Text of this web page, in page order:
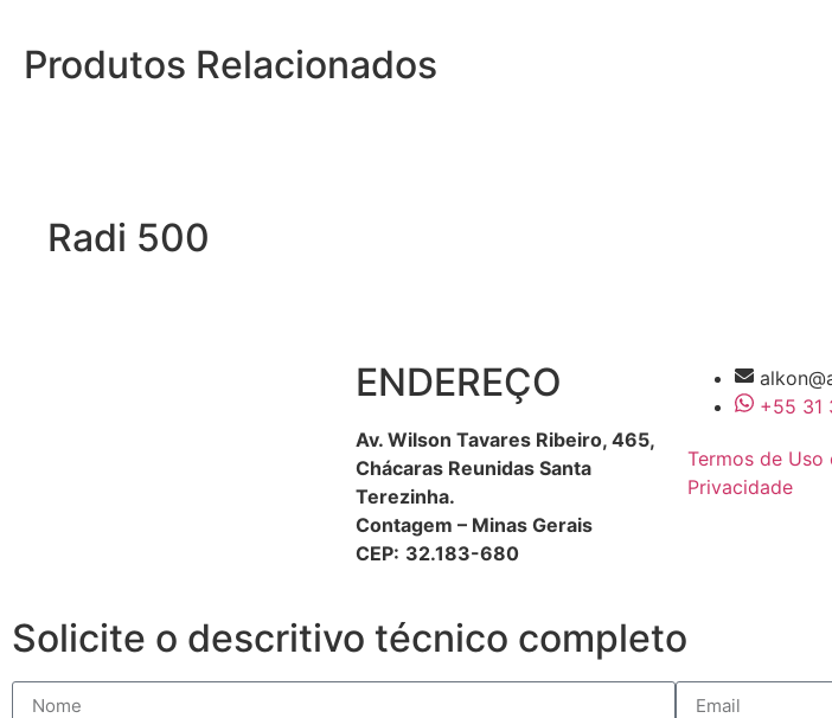
Produtos Relacionados
Radi 500
ENDEREÇO
Av. Wilson Tavares Ribeiro, 465,
Chácaras Reunidas Santa
Terezinha.
Contagem – Minas Gerais
CEP: 32.183-680
+55 31
Termos de Uso
Privacidade
Solicite o descritivo técnico completo